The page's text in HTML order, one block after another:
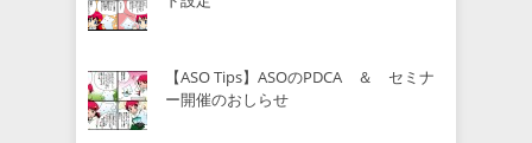
【ASO Tips】ASOのPDCA ＆ セミナ
ー開催のおしらせ